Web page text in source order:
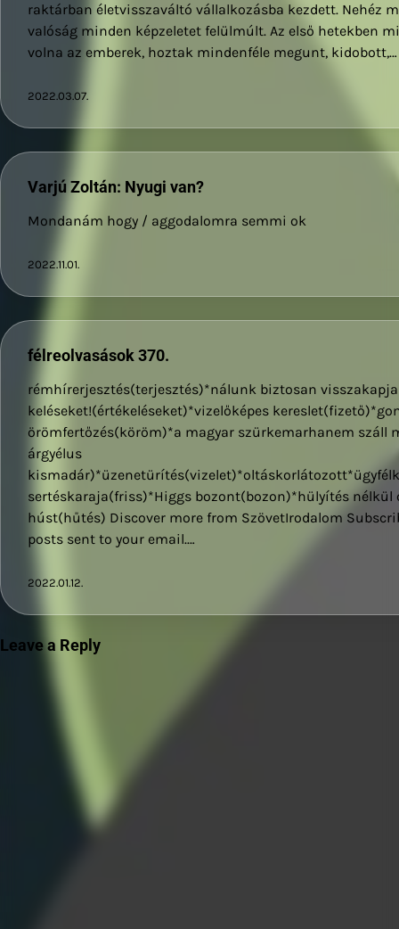
raktárban életvisszaváltó vállalkozásba kezdett. Nehéz
valóság minden képzeletet felülmúlt. Az első hetekben
volna az emberek, hoztak mindenféle megunt, kidobott,…
2022.03.07.
Varjú Zoltán: Nyugi van?
Mondanám hogy / aggodalomra semmi ok
2022.11.01.
félreolvasások 370.
rémhírerjesztés(terjesztés)*nálunk biztosan
keléseket!(értékeléseket)*vizelőképes
örömfertőzés(köröm)*a magyar szürkemarhanem száll
árgyélus
sertéskaraja(friss)*Higgs bozont(bozon)*hülyítés nélkül
húst(hűtés) Discover more from SzövetIrodalom
posts sent to your email.…
2022.01.12.
Leave a Reply